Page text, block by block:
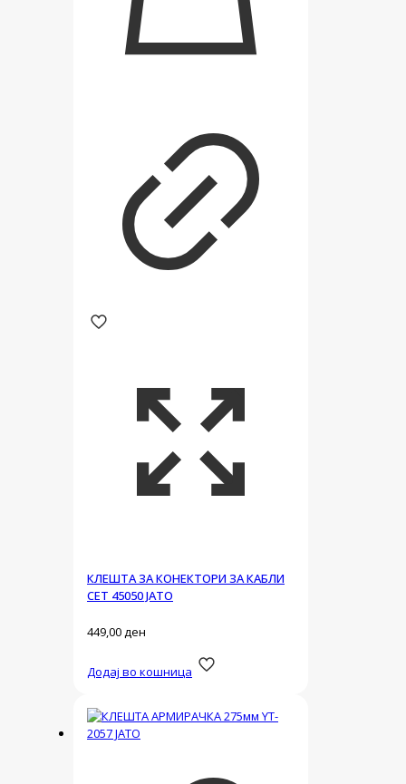
КЛЕШТА ЗА КОНЕКТОРИ ЗА КАБЛИ
СЕТ 45050 ЈАТО
449,00ден
Додај во кошница